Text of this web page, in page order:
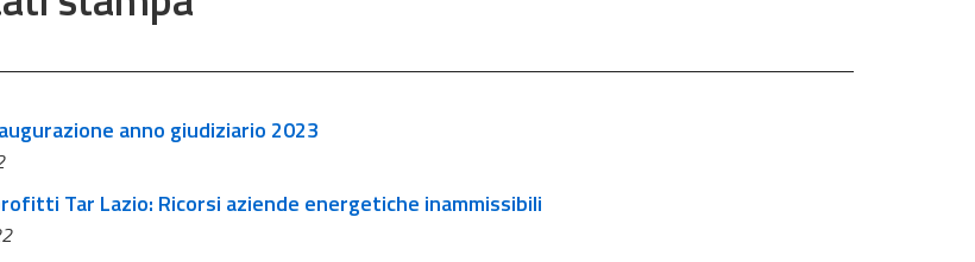
anno giudiziario 2023
Extraprofitti Tar Lazio: Ricorsi aziende energetiche inammissibili